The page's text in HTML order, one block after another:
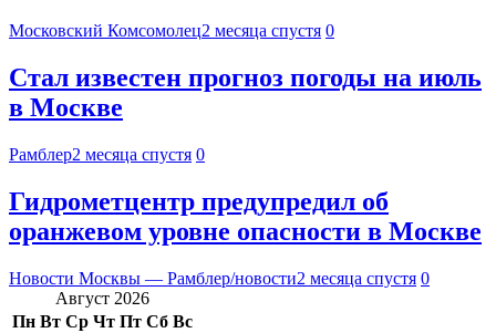
Московский Комсомолец2 месяца спустя 0
Стал известен прогноз погоды на июль
в Москве
Рамблер2 месяца спустя 0
Гидрометцентр предупредил об
оранжевом уровне опасности в Москве
Новости Москвы — Рамблер/новости2 месяца спустя 0
Август 2026
Пн Вт Ср Чт Пт Сб Вс